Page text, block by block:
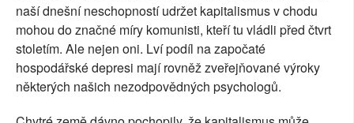
naší dnešní neschopností udržet kapitalismus v chodu
mohou do značné míry komunisti, kteří tu vládli před čtvrt
stoletím. Ale nejen oni. Lví podíl na započaté
hospodářské depresi mají rovněž zveřejňované výroky
některých našich nezodpovědných psychologů.